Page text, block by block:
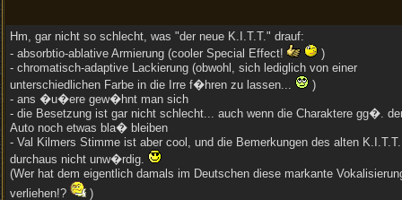
Hm, gar nicht so schlecht, was "der neue K.I.T.T." drauf:
- absorbtio-ablative Armierung (cooler Special Effect!
)
- chromatisch-adaptive Lackierung (obwohl, sich lediglich von einer
unterschiedlichen Farbe in die Irre f�hren zu lassen...
)
- ans �u�ere gew�hnt man sich
- die Besetzung ist gar nicht schlecht... auch wenn die Charaktere gg�.
Auto noch etwas bla� bleiben
- Val Kilmers Stimme ist aber cool, und die Bemerkungen des alten K.I.T.T.
durchaus nicht unw�rdig.
(Wer hat dem eigentlich damals im Deutschen diese markante
verliehen!?
)